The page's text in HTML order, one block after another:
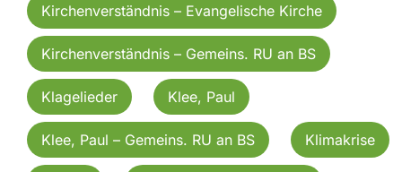
Kirchenverständnis – Evangelische Kirche
Kirchenverständnis – Gemeins. RU an BS
Klagelieder Klee, Paul
Klee, Paul – Gemeins. RU an BS Klimakrise